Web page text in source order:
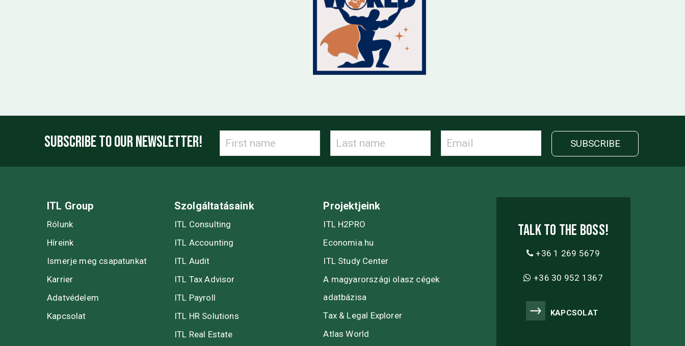
SUBSCRIBE TO OUR NEWSLETTER!
ITL Group
Rólunk
Híreink
Ismerje meg csapatunkat
Karrier
Adatvédelem
Kapcsolat
Szolgáltatásaink
ITL Consulting
ITL Accounting
ITL Audit
ITL Tax Advisor
ITL Payroll
ITL HR Solutions
ITL Real Estate
Projektjeink
ITL H2PRO
Economia.hu
ITL Study Center
A magyarországi olasz cégek
adatbázisa
Tax & Legal Explorer
Atlas World
Talk to the boss!
+36 1 269 5679
+36 30 952 1367
KAPCSOLAT